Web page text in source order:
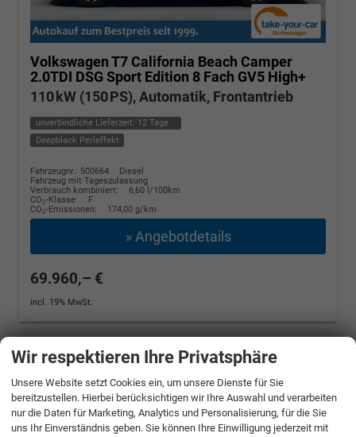
Volkswagen T7 California Beach Camper
2.0TDI DSG Sport Edition 8 Fach GV5 High+
110 kW (150 PS), Automatik, Frontantrieb
unverbindliche Lieferzeit: 12 Tage
Deepblack Perleffekt
Fahrzeugnr.: 500664
Diesel
Fahrzeug mit Tageszulassung
Verbrauch kombiniert:
6,60 l/100km
CO2-Klasse:
F
CO2-Emissionen: 174,00 g/km
» Angebotdetails
69.960,– €
incl. 19% MwSt.
Wir respektieren Ihre Privatsphäre
Unsere Website setzt Cookies ein, um unsere Dienste für Sie
bereitzustellen. Hierbei berücksichtigen wir Ihre Auswahl und verarbeiten
nur die Daten für Marketing, Analytics und Personalisierung, für die Sie
uns Ihr Einverständnis geben. Sie können Ihre Einwilligung jederzeit mit